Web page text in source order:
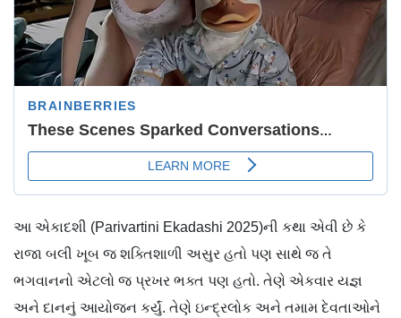
આ એકાદશી (Parivartini Ekadashi 2025)ની કથા એવી છે કે
રાજા બલી ખૂબ જ શક્તિશાળી અસુર હતો પણ સાથે જ તે
ભગવાનનો એટલો જ પ્રખર ભક્ત પણ હતો. તેણે એકવાર યજ્ઞ
અને દાનનું આયોજન કર્યું. તેણે ઇન્દ્રલોક અને તમામ દેવતાઓને